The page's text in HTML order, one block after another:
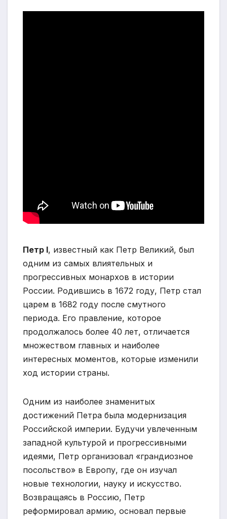
Петр I, известный как Петр Великий, был
одним из самых влиятельных и
прогрессивных монархов в истории
России. Родившись в 1672 году, Петр стал
царем в 1682 году после смутного
периода. Его правление, которое
продолжалось более 40 лет, отличается
множеством главных и наиболее
интересных моментов, которые изменили
ход истории страны.
Одним из наиболее знаменитых
достижений Петра была модернизация
Российской империи. Будучи увлеченным
западной культурой и прогрессивными
идеями, Петр организовал «грандиозное
посольство» в Европу, где он изучал
новые технологии, науку и искусство.
Возвращаясь в Россию, Петр
реформировал армию, основал первые